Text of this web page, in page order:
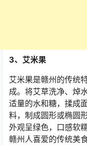
3、艾米果
艾米果是赣州的传统
成。将艾草洗净、焯
适量的水和糖，揉成
料，制成圆形或椭圆
外观呈绿色，口感软
赣州人喜爱的传统美